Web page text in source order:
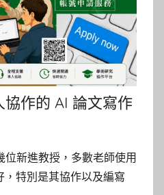
作的 AI 論文寫作
與 Grammarly 應
新進教授，多數老師使用
特別是其協作以及編寫